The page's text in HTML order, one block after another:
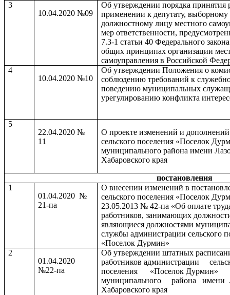
3
10.04.2020 №09
Об утверждении порядка принятия
применении к депутату, выборному
должностному лицу местного
мер ответственности,
7.3-1 статьи 40 Федерального
общих принципах организации
самоуправления в Российской
4
10.04.2020 №10
Об утверждении Положения о
соблюдению требований к
поведению муниципальных
урегулированию конфликта
5
22.04.2020 №
11
О проекте изменений и
сельского поселения «Поселок
муниципального района имени
Хабаровского края
постановления
1
01.04.2020 №
21-па
О внесении изменений в
сельского поселения «Поселок
23.05.2013 № 42-па «Об оплате
работников, занимающих
являющиеся должностями
службы администрации сельского
«Поселок Дурмин»
2
01.04.2020
№22-па
Об утверждении штатных
работников администрации
поселения «Поселок Дурмин»
муниципального района имени
Хабаровского края